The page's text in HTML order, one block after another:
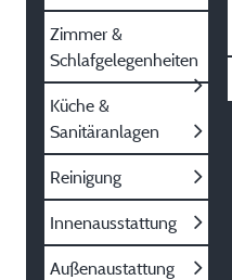
Zimmer &
Schlafgelegenheiten
Küche &
Sanitäranlagen
Reinigung
Innenausstattung
Außenaustattung